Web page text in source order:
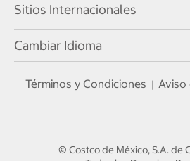
Sitios Internacionales
Cambiar Idioma
Términos y Condiciones | Aviso
© Costco de México, S.A. de